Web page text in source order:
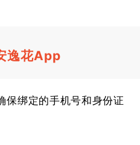
操
骤
逸花App
保绑定的手机号和身份证